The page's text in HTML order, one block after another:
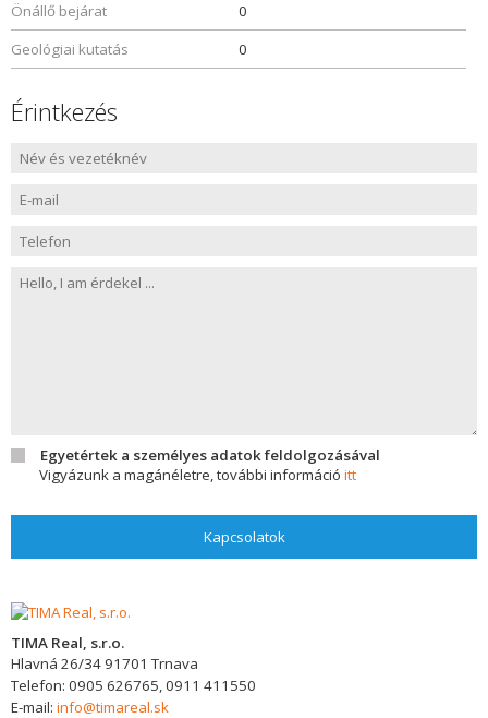
Önállő bejárat
0
Geológiai kutatás
0
Érintkezés
Egyetértek a személyes adatok feldolgozásával
Vigyázunk a magánéletre, további információ itt
Kapcsolatok
TIMA Real, s.r.o.
Hlavná 26/3491701 Trnava
Telefon: 0905 626765, 0911 411550
E-mail: info@timareal.sk